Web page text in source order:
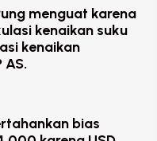
menguat karena
kenaikan suku
kenaikan
AS.
bias